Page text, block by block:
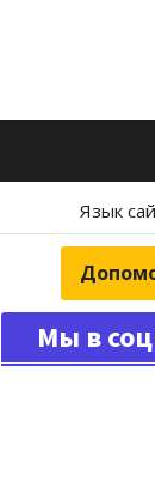
Язык
Мы в